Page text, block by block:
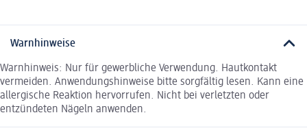
Warnhinweise
Warnhinweis: Nur für gewerbliche Verwendung. Hautkontakt
vermeiden. Anwendungshinweise bitte sorgfältig lesen. Kann eine
allergische Reaktion hervorrufen. Nicht bei verletzten oder
entzündeten Nägeln anwenden.